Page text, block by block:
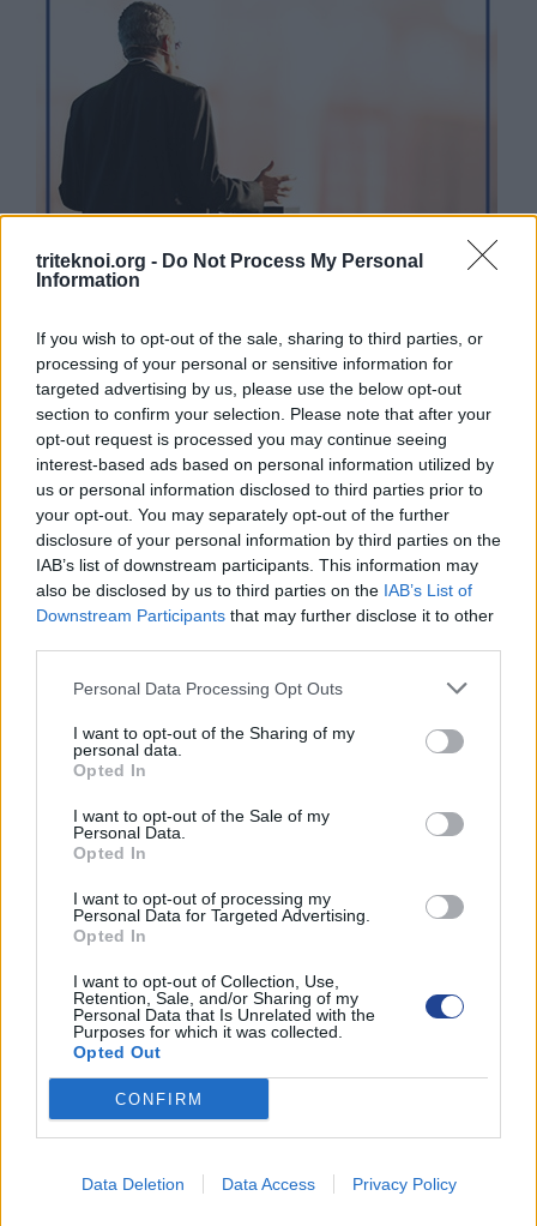
triteknoi.org - Do Not Process My Personal
Information
If you wish to opt-out of the sale, sharing to third parties, or
processing of your personal or sensitive information for
targeted advertising by us, please use the below opt-out
section to confirm your selection. Please note that after your
opt-out request is processed you may continue seeing
interest-based ads based on personal information utilized by
us or personal information disclosed to third parties prior to
your opt-out. You may separately opt-out of the further
disclosure of your personal information by third parties on the
IAB’s list of downstream participants. This information may
also be disclosed by us to third parties on the IAB’s List of
Downstream Participants that may further disclose it to other
Personal Data Processing Opt Outs
I want to opt-out of the Sharing of my
personal data.
Opted In
I want to opt-out of the Sale of my
Personal Data.
Opted In
I want to opt-out of processing my
Personal Data for Targeted Advertising.
Opted In
I want to opt-out of Collection, Use,
Retention, Sale, and/or Sharing of my
Personal Data that Is Unrelated with the
Purposes for which it was collected.
Opted Out
CONFIRM
Data Deletion Data Access Privacy Policy
ΑΜΜΟΧΩΣΤΟΣ
ΑΝΑΚΟΙΝΩΣΕΙΣ
ΛΑΡΝΑΚΑ
ΛΕΜΕΣΟΣ
ΛΕΥΚΩΣΙΑ-ΚΕΡΥΝΕΙΑ
ΠΑΦΟΣ
Χωρίς κατηγορία